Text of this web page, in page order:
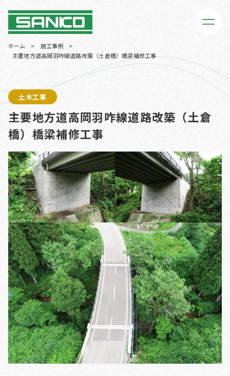
ホーム > 施工事例
>
主要地方道高岡羽咋線道路改築（土倉橋）橋梁補修工事
土木工事
主要地方道高岡羽咋線道路改築（土倉
橋）橋梁補修工事